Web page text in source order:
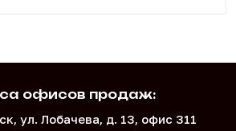
офисов продаж:
ул. Лобачева, д. 13, офис 311